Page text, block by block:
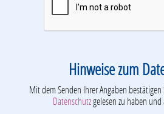
Hinweise zum
Mit dem Senden Ihrer Angaben bestätigen
Datenschutzgelesen zu haben und